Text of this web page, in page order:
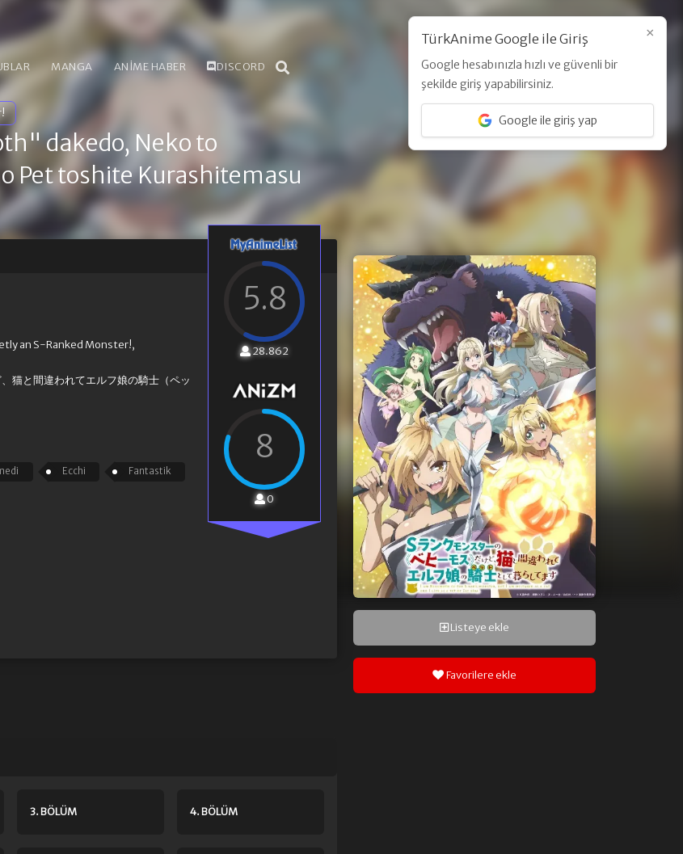
MANGA ANİME HABER DISCORD Üye Ol Giriş Yap
dakedo, Neko to
Pet toshite Kurashitemasu
5.8
28.862
8
0
an S-Ranked Monster!,
猫と間違われてエルフ娘の騎士（ペッ
Ecchi Fantastik
3. BÖLÜM 4. BÖLÜM
Listeye ekle
Favorilere ekle
×
TürkAnime Google ile Giriş
Google hesabınızla hızlı ve güvenli bir
şekilde giriş yapabilirsiniz.
Google ile giriş yap